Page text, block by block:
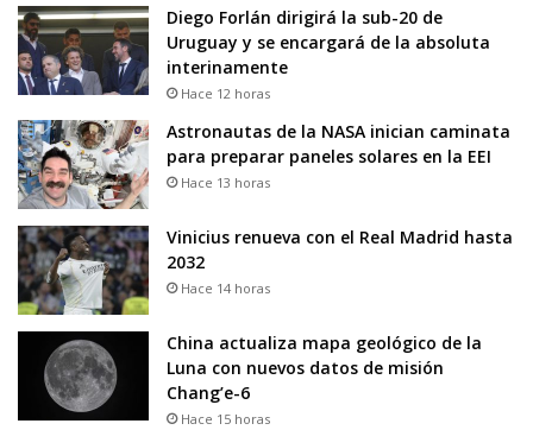
Diego Forlán dirigirá la sub-20 de
Uruguay y se encargará de la absoluta
interinamente
Hace 12 horas
Astronautas de la NASA inician caminata
para preparar paneles solares en la EEI
Hace 13 horas
Vinicius renueva con el Real Madrid hasta
2032
Hace 14 horas
China actualiza mapa geológico de la
Luna con nuevos datos de misión
Chang’e-6
Hace 15 horas